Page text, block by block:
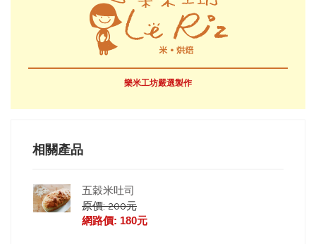
樂米工坊嚴選製作
相關產品
五穀米吐司
原價: 200元
網路價: 180元